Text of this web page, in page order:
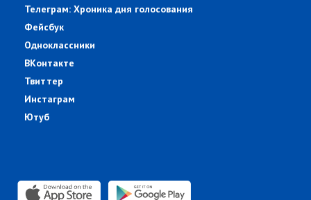
Телеграм: Хроника дня голосования
Фейсбук
Одноклассники
ВКонтакте
Твиттер
Инстаграм
Ютуб